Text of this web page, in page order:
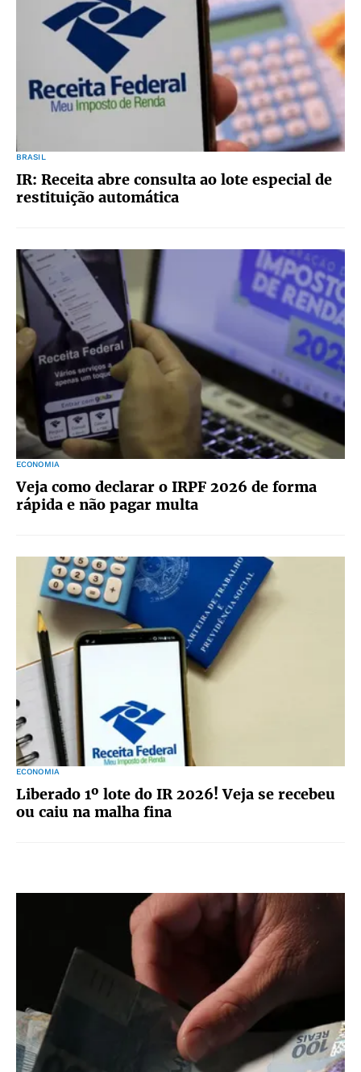
BRASIL
IR: Receita abre consulta ao lote especial de
restituição automática
ECONOMIA
Veja como declarar o IRPF 2026 de forma
rápida e não pagar multa
ECONOMIA
Liberado 1º lote do IR 2026! Veja se recebeu
ou caiu na malha fina